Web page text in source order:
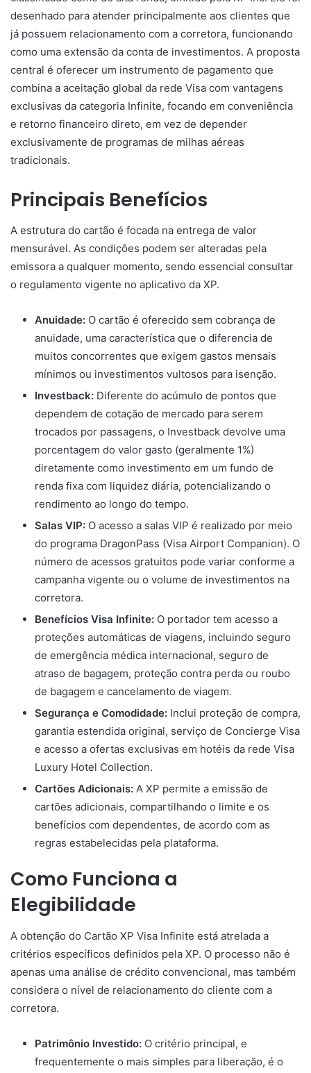
desenhado para atender principalmente aos clientes que
já possuem relacionamento com a corretora, funcionando
como uma extensão da conta de investimentos. A proposta
central é oferecer um instrumento de pagamento que
combina a aceitação global da rede Visa com vantagens
exclusivas da categoria Infinite, focando em conveniência
e retorno financeiro direto, em vez de depender
exclusivamente de programas de milhas aéreas
tradicionais.
Principais Benefícios
A estrutura do cartão é focada na entrega de valor
mensurável. As condições podem ser alteradas pela
emissora a qualquer momento, sendo essencial consultar
o regulamento vigente no aplicativo da XP.
Anuidade: O cartão é oferecido sem cobrança de
anuidade, uma característica que o diferencia de
muitos concorrentes que exigem gastos mensais
mínimos ou investimentos vultosos para isenção.
Investback: Diferente do acúmulo de pontos que
dependem de cotação de mercado para serem
trocados por passagens, o Investback devolve uma
porcentagem do valor gasto (geralmente 1%)
diretamente como investimento em um fundo de
renda fixa com liquidez diária, potencializando o
rendimento ao longo do tempo.
Salas VIP: O acesso a salas VIP é realizado por meio
do programa DragonPass (Visa Airport Companion). O
número de acessos gratuitos pode variar conforme a
campanha vigente ou o volume de investimentos na
corretora.
Benefícios Visa Infinite: O portador tem acesso a
proteções automáticas de viagens, incluindo seguro
de emergência médica internacional, seguro de
atraso de bagagem, proteção contra perda ou roubo
de bagagem e cancelamento de viagem.
Segurança e Comodidade: Inclui proteção de compra,
garantia estendida original, serviço de Concierge Visa
e acesso a ofertas exclusivas em hotéis da rede Visa
Luxury Hotel Collection.
Cartões Adicionais: A XP permite a emissão de
cartões adicionais, compartilhando o limite e os
benefícios com dependentes, de acordo com as
regras estabelecidas pela plataforma.
Como Funciona a
Elegibilidade
A obtenção do Cartão XP Visa Infinite está atrelada a
critérios específicos definidos pela XP. O processo não é
apenas uma análise de crédito convencional, mas também
considera o nível de relacionamento do cliente com a
corretora.
Patrimônio Investido: O critério principal, e
frequentemente o mais simples para liberação, é o